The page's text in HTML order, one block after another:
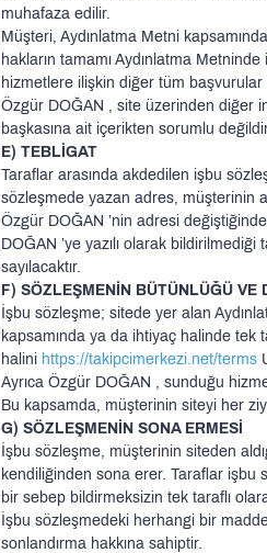
muhafaza edilir.
Müşteri, Aydınlatma Metni
hakların tamamı Aydınlatma
hizmetlere ilişkin diğer tüm
Özgür DOĞAN , site üzerinden diğer
başkasına ait içerikten sorumlu
E) TEBLİGAT
Taraflar arasında akdedilen işbu
sözleşmede yazan adres, müşterinin
Özgür DOĞAN ’nin adresi
DOĞAN ’ye yazılı olarak
sayılacaktır.
F) SÖZLEŞMENİN BÜTÜNLÜĞÜ VE
İşbu sözleşme; sitede yer alan
kapsamında ya da ihtiyaç halinde tek
halini https://takipcimerkezi.net/terms
Ayrıca Özgür DOĞAN , sunduğu
Bu kapsamda, müşterinin siteyi her
G) SÖZLEŞMENİN SONA ERMESİ
İşbu sözleşme, müşterinin siteden
kendiliğinden sona erer. Taraflar işbu
bir sebep bildirmeksizin tek taraflı
İşbu sözleşmedeki herhangi bir
sonlandırma hakkına sahiptir.